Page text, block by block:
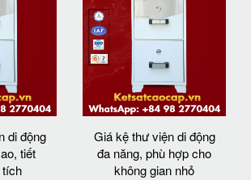
di động
tiết
tích
Giá kệ thư viện di động
đa năng, phù hợp cho
không gian nhỏ